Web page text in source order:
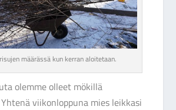
määrässä kun kerran aloitetaan.
olemme olleet mökillä
viikonloppuna mies leikkasi